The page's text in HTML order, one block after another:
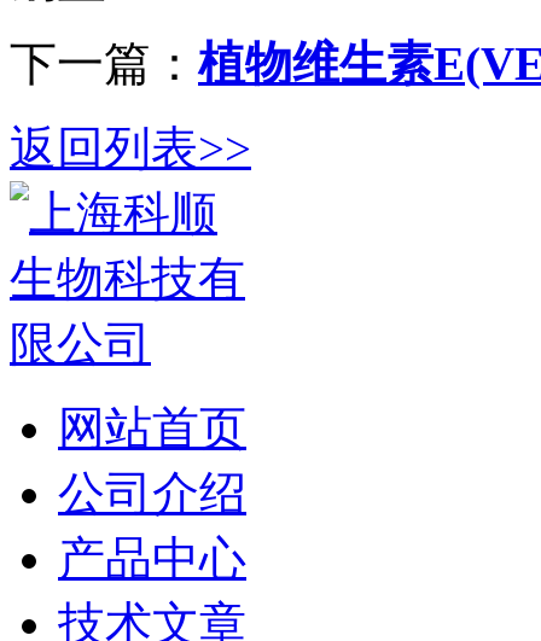
下一篇：植物维生素
返回列表>>
网站首页
公司介绍
产品中心
技术文章